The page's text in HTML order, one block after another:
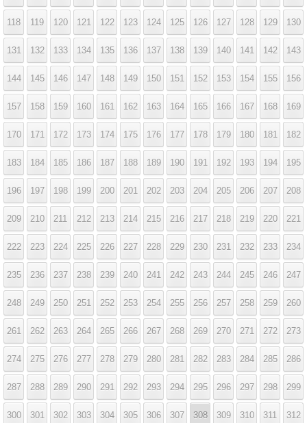
118 119 120 121 122 123 124 125 126 127 128 129 130
131 132 133 134 135 136 137 138 139 140 141 142 143
144 145 146 147 148 149 150 151 152 153 154 155 156
157 158 159 160 161 162 163 164 165 166 167 168 169
170 171 172 173 174 175 176 177 178 179 180 181 182
183 184 185 186 187 188 189 190 191 192 193 194 195
196 197 198 199 200 201 202 203 204 205 206 207 208
209 210 211 212 213 214 215 216 217 218 219 220 221
222 223 224 225 226 227 228 229 230 231 232 233 234
235 236 237 238 239 240 241 242 243 244 245 246 247
248 249 250 251 252 253 254 255 256 257 258 259 260
261 262 263 264 265 266 267 268 269 270 271 272 273
274 275 276 277 278 279 280 281 282 283 284 285 286
287 288 289 290 291 292 293 294 295 296 297 298 299
300 301 302 303 304 305 306 307 308 309 310 311 312